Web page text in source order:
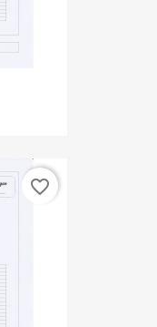
favorite_border